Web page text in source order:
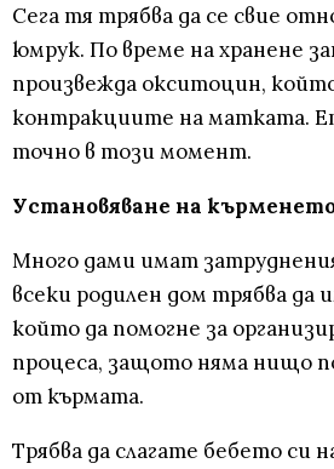
Сега тя трябва да се свие
юмрук. По време на хранене
произвежда окситоцин,
контракциите на матката.
точно в този момент.
Установяване на
Много дами имат
всеки родилен дом трябва да
който да помогне за
процеса, защото няма нищо
от кърмата.
Трябва да слагате бебето си